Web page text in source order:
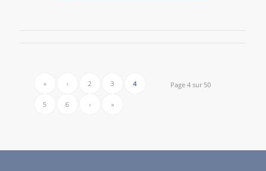
Page 4 sur 50
« ‹ 2 3 4
5 6 › »